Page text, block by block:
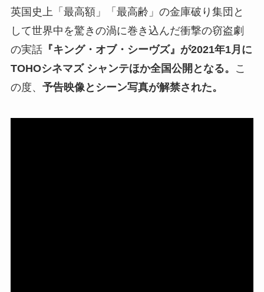
英国史上「最高額」「最高齢」の金庫破り集団と
して世界中を驚きの渦に巻き込んだ衝撃の窃盗劇
の実話『キング・オブ・シーヴズ』が2021年1月に
TOHOシネマズ シャンテほか全国公開となる。
こ
の度、 予告映像とシーン写真が解禁された。